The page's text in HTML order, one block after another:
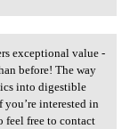
exceptional value -
before! The way
into digestible
interested in
feel free to contact